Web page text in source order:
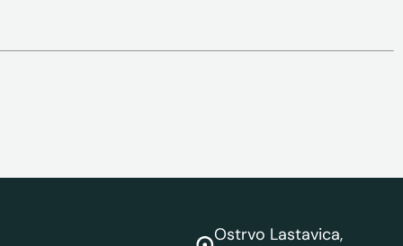
Ostrvo Lastavica,